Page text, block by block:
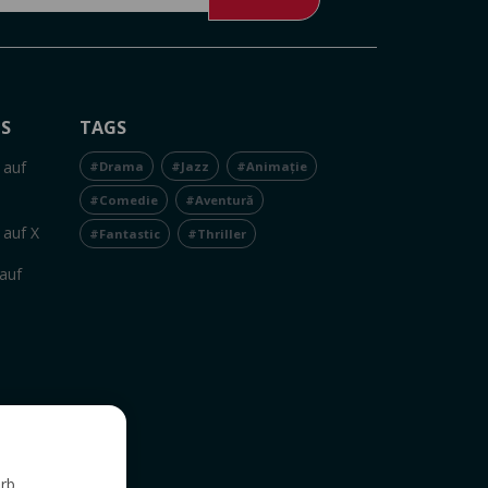
auf
X
TAGS
#Drama #Jazz #Animație
#Comedie #Aventură
#Fantastic #Thriller